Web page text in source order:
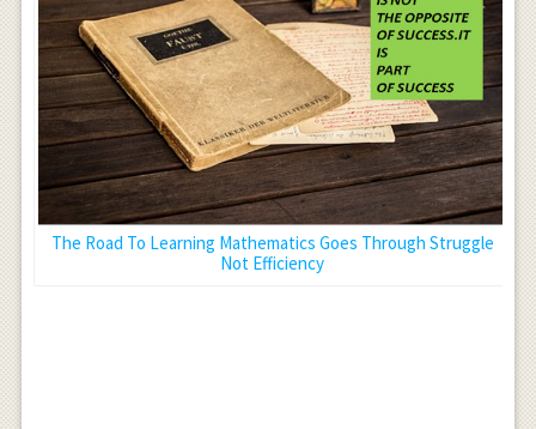
The Road To Learning Mathematics Goes Through Struggle
Not Efficiency